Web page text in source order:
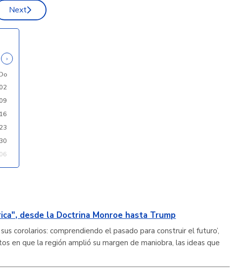
Next
›
02
09
16
23
30
06
desde la Doctrina Monroe hasta Trump
corolarios: comprendiendo el pasado para construir el futuro’,
en que la región amplió su margen de maniobra, las ideas que